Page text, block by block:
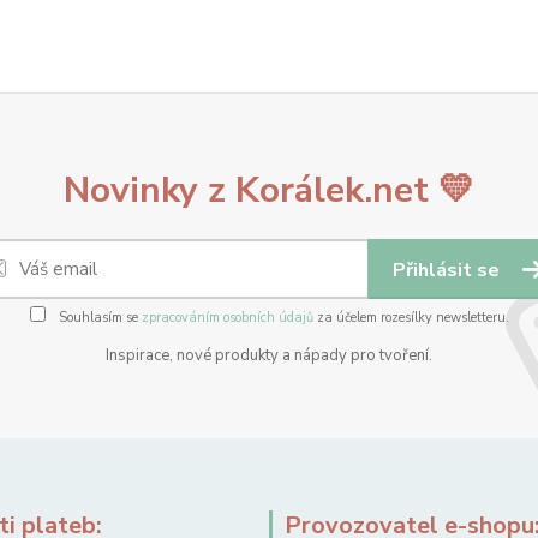
Novinky z Korálek.net 💛
Přihlásit se
Souhlasím se zpracováním osobních údajůza účelem rozesílky newsletteru.
Inspirace, nové produkty a nápady pro tvoření.
plateb: Provozovatel e-